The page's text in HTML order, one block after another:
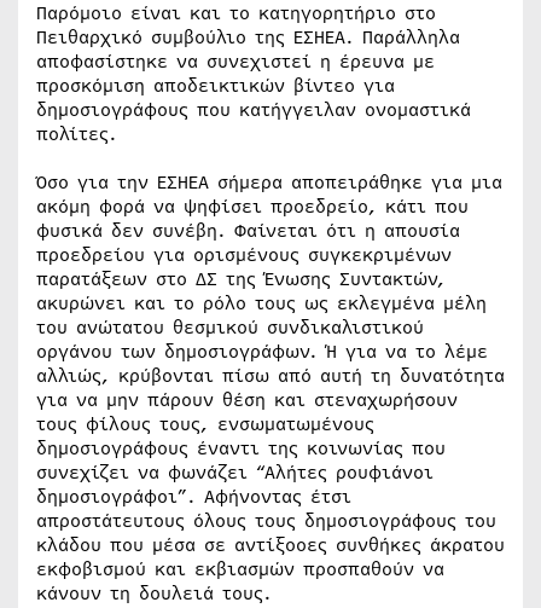
Παρόμοιο είναι και το κατηγορητήριο στο
Πειθαρχικό συμβούλιο της ΕΣΗΕΑ. Παράλληλα
αποφασίστηκε να συνεχιστεί η έρευνα με
προσκόμιση αποδεικτικών βίντεο για
δημοσιογράφους που κατήγγειλαν ονομαστικά
πολίτες.
Όσο για την ΕΣΗΕΑ σήμερα αποπειράθηκε για μια
ακόμη φορά να ψηφίσει προεδρείο, κάτι που
φυσικά δεν συνέβη. Φαίνεται ότι η απουσία
προεδρείου για ορισμένους συγκεκριμένων
παρατάξεων στο ΔΣ της Ένωσης Συντακτών,
ακυρώνει και το ρόλο τους ως εκλεγμένα μέλη
του ανώτατου θεσμικού συνδικαλιστικού
οργάνου των δημοσιογράφων. Ή για να το λέμε
αλλιώς, κρύβονται πίσω από αυτή τη δυνατότητα
για να μην πάρουν θέση και στεναχωρήσουν
τους φίλους τους, ενσωματωμένους
δημοσιογράφους έναντι της κοινωνίας που
συνεχίζει να φωνάζει “Αλήτες ρουφιάνοι
δημοσιογράφοι”. Αφήνοντας έτσι
απροστάτευτους όλους τους δημοσιογράφους του
κλάδου που μέσα σε αντίξοοες συνθήκες άκρατου
εκφοβισμού και εκβιασμών προσπαθούν να
κάνουν τη δουλειά τους.